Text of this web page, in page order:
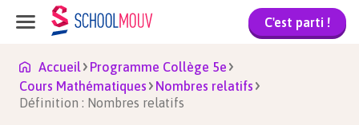
C'est parti !
Accueil
Programme Collège 5e
Cours Mathématiques
Nombres relatifs
Définition : Nombres relatifs